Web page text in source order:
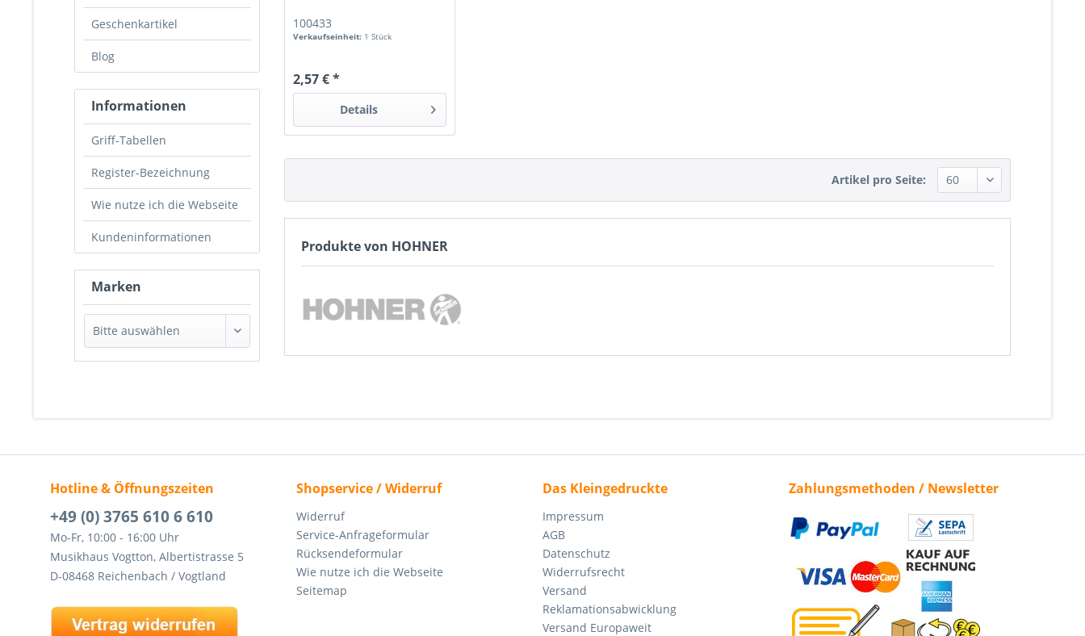
Geschenkartikel
Blog
Informationen
Griff-Tabellen
Register-Bezeichnung
Wie nutze ich die Webseite
Kundeninformationen
Marken
100433
Verkaufseinheit: 1 Stück
2,57 € *
Details
Artikel pro Seite:
Produkte von HOHNER
Hotline & Öffnungszeiten
+49 (0) 3765 610 6 610
Mo-Fr, 10:00 - 16:00 Uhr
Musikhaus Vogtton, Albertistrasse 5
D-08468 Reichenbach / Vogtland
Shopservice / Widerruf
Widerruf
Service-Anfrageformular
Rücksendeformular
Wie nutze ich die Webseite
Seitemap
Das Kleingedruckte
Impressum
AGB
Datenschutz
Widerrufsrecht
Versand
Reklamationsabwicklung
Versand Europaweit
Zahlungsmethoden / Newsletter